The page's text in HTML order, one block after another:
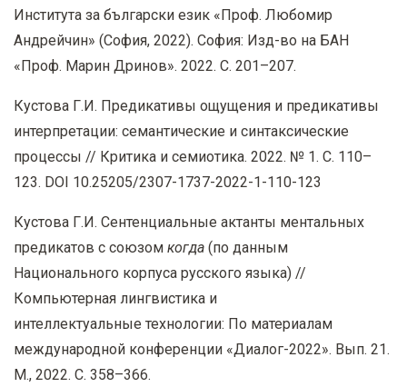
Института за български език «Проф. Любомир
Андрейчин» (София, 2022). София: Изд-во на БАН
«Проф. Марин Дринов». 2022. С. 201–207.
Кустова Г.И. Предикативы ощущения и предикативы
интерпретации: семантические и синтаксические
процессы // Критика и семиотика. 2022. № 1. С. 110–
123. DOI 10.25205/2307-1737-2022-1-110-123
Кустова Г.И. Сентенциальные актанты ментальных
предикатов с союзом когда (по данным
Национального корпуса русского языка) //
Компьютерная лингвистика и
интеллектуальные технологии: По материалам
международной конференции «Диалог-2022». Вып. 21.
М., 2022. С. 358–366.